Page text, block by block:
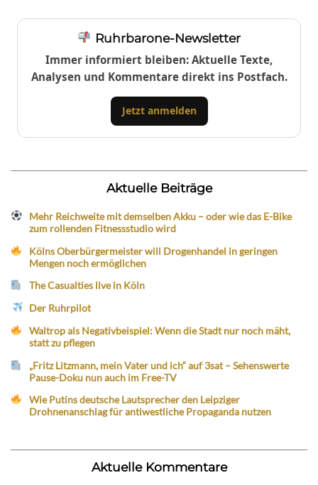
Ruhrbarone-Newsletter
Immer informiert bleiben: Aktuelle Texte,
Analysen und Kommentare direkt ins Postfach.
Jetzt anmelden
Aktuelle Beiträge
Mehr Reichweite mit demselben Akku – oder wie das E-Bike
zum rollenden Fitnessstudio wird
Kölns Oberbürgermeister will Drogenhandel in geringen
Mengen noch ermöglichen
The Casualties live in Köln
Der Ruhrpilot
Waltrop als Negativbeispiel: Wenn die Stadt nur noch mäht,
statt zu pflegen
„Fritz Litzmann, mein Vater und ich“ auf 3sat – Sehenswerte
Pause-Doku nun auch im Free-TV
Wie Putins deutsche Lautsprecher den Leipziger
Drohnenanschlag für antiwestliche Propaganda nutzen
Aktuelle Kommentare